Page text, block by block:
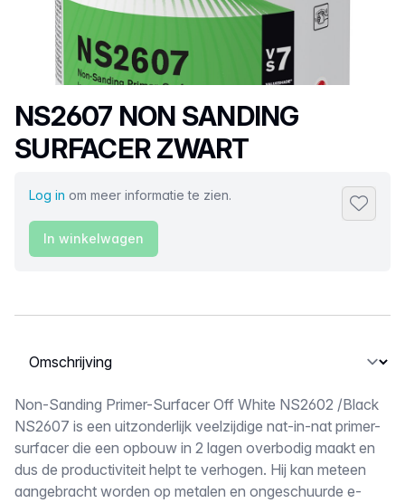
Productnaam
NS2607 NON SANDING
SURFACER ZWART
Log in om meer informatie te zien.
In winkelwagen
Selecteer een tabblad
Omschrijving
Non-Sanding Primer-Surfacer Off White NS2602 /Black
NS2607 is een uitzonderlijk veelzijdige nat-in-nat primer-
surfacer die een opbouw in 2 lagen overbodig maakt en
dus de productiviteit helpt te verhogen. Hij kan meteen
aangebracht worden op metalen en ongeschuurde e-